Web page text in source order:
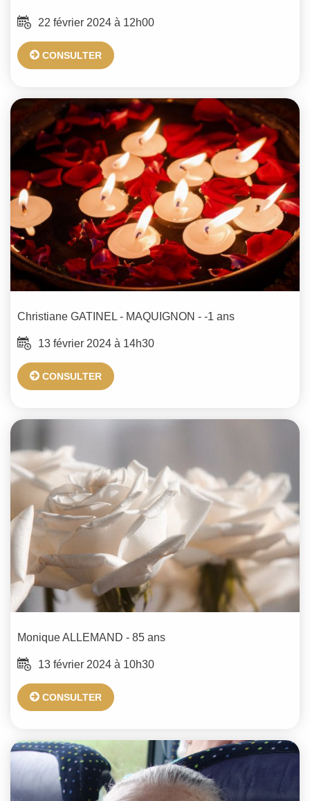
22 février 2024 à 12h00
CONSULTER
Christiane GATINEL - MAQUIGNON - -1 ans
13 février 2024 à 14h30
CONSULTER
MoniqueALLEMAND - 85 ans
13 février 2024 à 10h30
CONSULTER